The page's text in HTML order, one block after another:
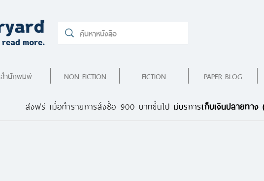
สำนักพิมพ์ NON-FICTION FICTION PAPER BLOG
ส่งฟรี เมื่อทำรายการสั่งซื้อ 900 บาทขึ้นไป มีบริการเก็บเงินปลายทาง